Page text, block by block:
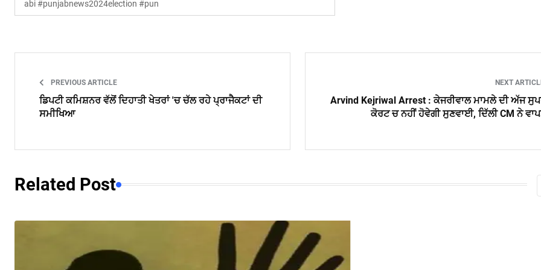
abi #punjabnews2024election #pun
PREVIOUS ARTICLE
ਡਿਪਟੀ ਕਮਿਸ਼ਨਰ ਵੱਲੋਂ ਦਿਹਾਤੀ ਖੇਤਰਾਂ 'ਚ ਚੱਲ ਰਹੇ ਪ੍ਰਾਜੈਕਟਾਂ ਦੀ
ਸਮੀਖਿਆ
NEXT
Arvind Kejriwal Arrest : ਕੇਜਰੀਵਾਲ ਮਾਮਲੇ ਦੀ ਅੱਜ
ਕੋਰਟ ਚ ਨਹੀਂ ਹੋਵੇਗੀ ਸੁਣਵਾਈ, ਦਿੱਲੀ CM ਨੇ
Related Post